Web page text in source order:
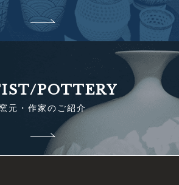
POTTERY
窯元・作家のご紹介